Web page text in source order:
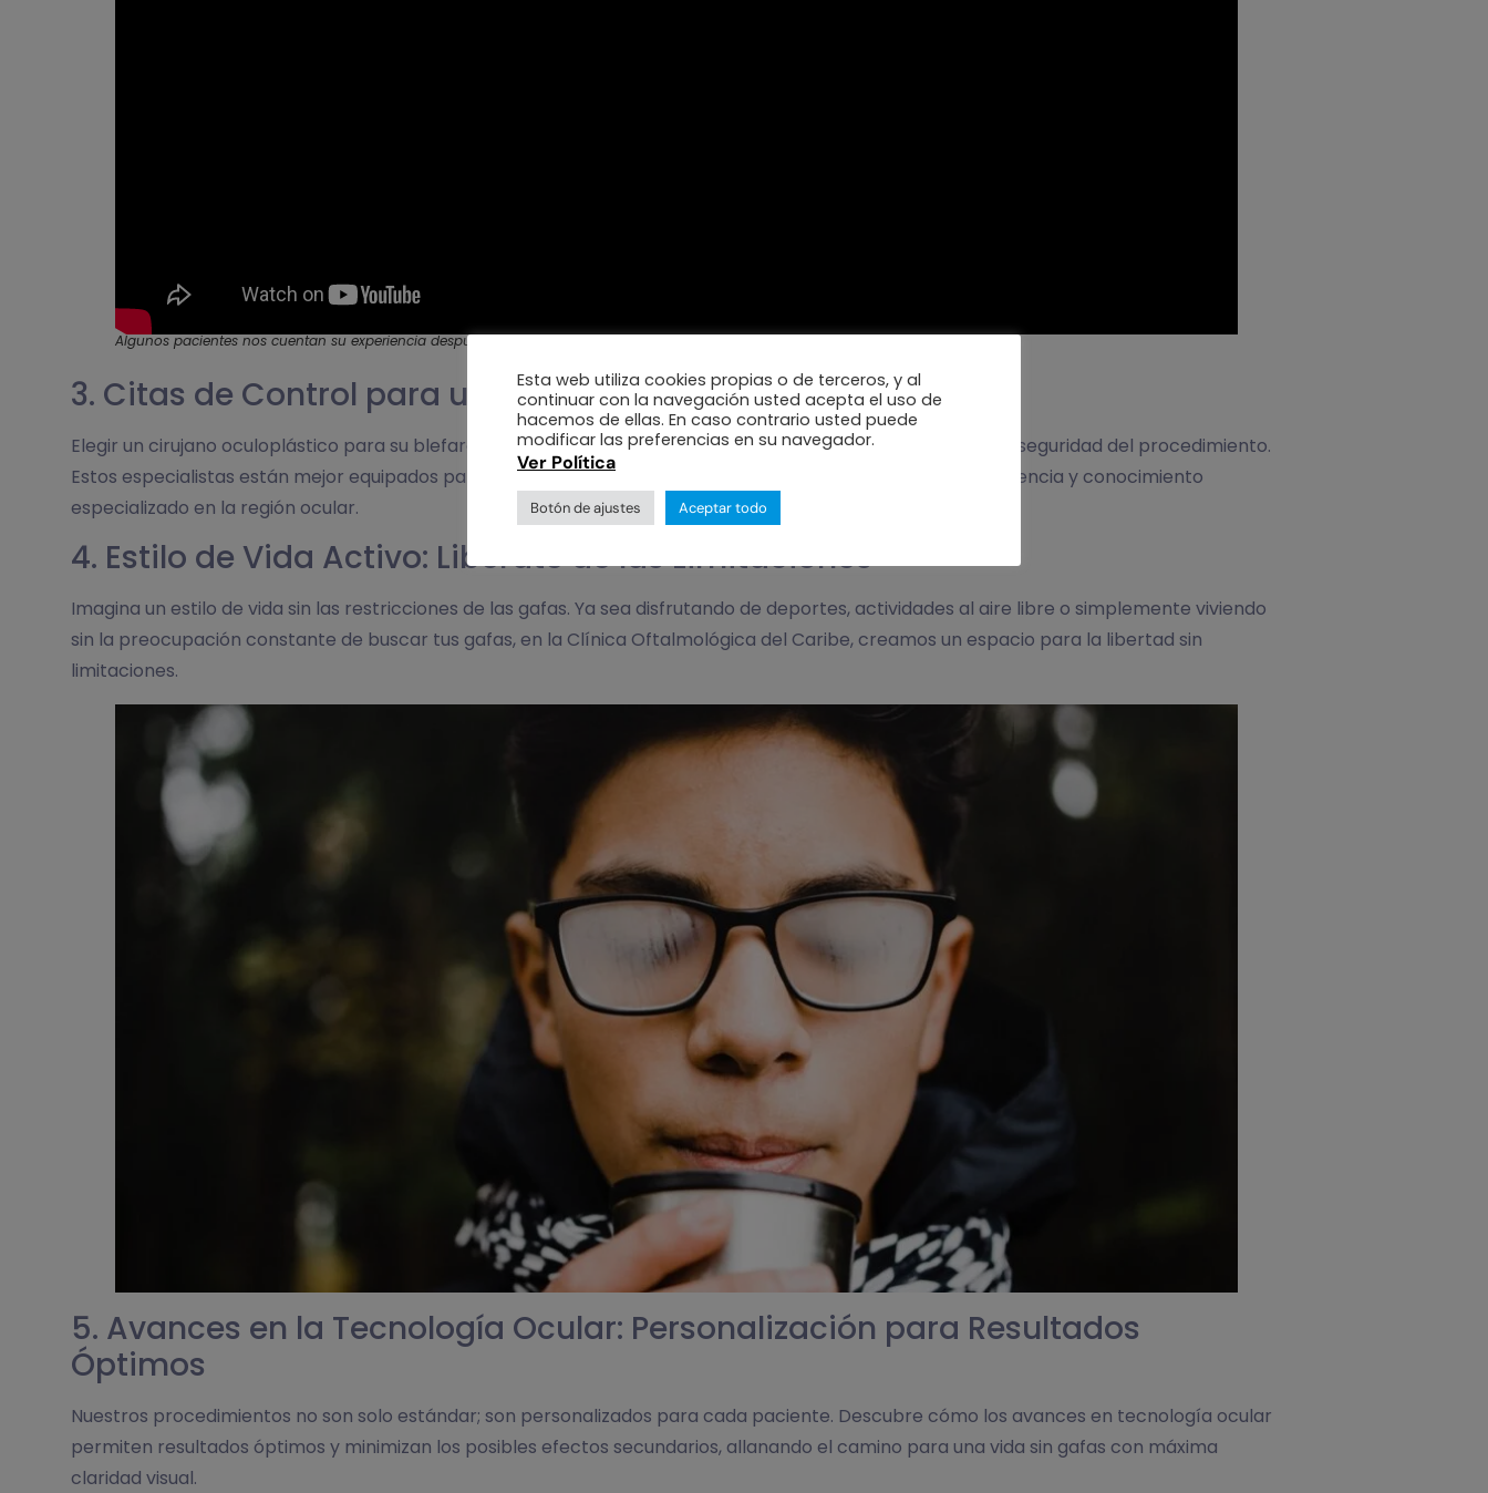
Algunos pacientes nos cuentan su experiencia después de la cirugía refractiva y de cómo se sienten al liberarse de las gafas.
3. Citas de Control para una Tranquilidad Continua
Elegir un cirujano oculoplástico para su blefaroplastia es esencial para garantizar los mejores resultados y la seguridad del procedimiento.
Estos especialistas están mejor equipados para prevenir y tratar posibles complicaciones debido a su experiencia y conocimiento
especializado en la región ocular.
4. Estilo de Vida Activo: Libérate de las Limitaciones
Imagina un estilo de vida sin las restricciones de las gafas. Ya sea disfrutando de deportes, actividades al aire libre o simplemente viviendo
sin la preocupación constante de buscar tus gafas, en la Clínica Oftalmológica del Caribe, creamos un espacio para la libertad sin
limitaciones.
5. Avances en la Tecnología Ocular: Personalización para Resultados
Óptimos
Nuestros procedimientos no son solo estándar; son personalizados para cada paciente. Descubre cómo los avances en tecnología ocular
permiten resultados óptimos y minimizan los posibles efectos secundarios, allanando el camino para una vida sin gafas con máxima
claridad visual.
Esta web utiliza cookies propias o de terceros, y al
continuar con la navegación usted acepta el uso de
hacemos de ellas. En caso contrario usted puede
modificar las preferencias en su navegador.
Ver Política
Botón de ajustes Aceptar todo